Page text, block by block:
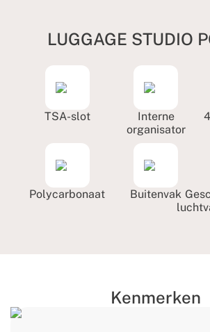
LUGGAGE STUDIO
TSA-slot
Interne
organisator
Polycarbonaat Buitenvak
Kenmerken